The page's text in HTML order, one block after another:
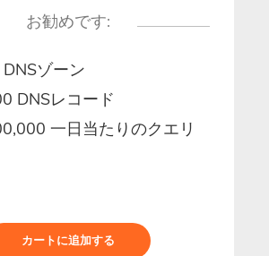
お勧めです:
ゾーン
DNSレコード
一日当たりのクエリ
カートに追加する